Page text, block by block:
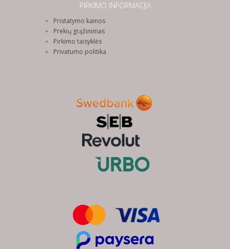
PIRKIMO INFORMACIJA
Pristatymo kainos
Prekių grąžinimas
Pirkimo taisyklės
Privatumo politika